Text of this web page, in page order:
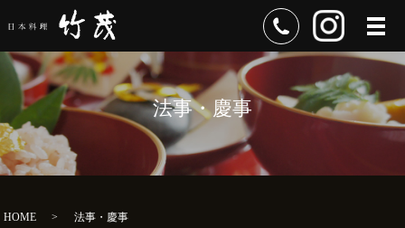
メ
法事・慶事
HOME 法事・慶事